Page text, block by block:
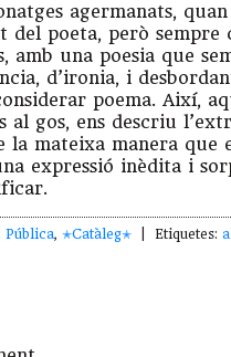
agermanats,
del poeta, però sempre
amb una poesia que
d’ironia, i
poema. Així,
gos, ens descriu
la mateixa manera que
expressió inèdita i
Pública,✭Catàleg✭ | Etiquetes: